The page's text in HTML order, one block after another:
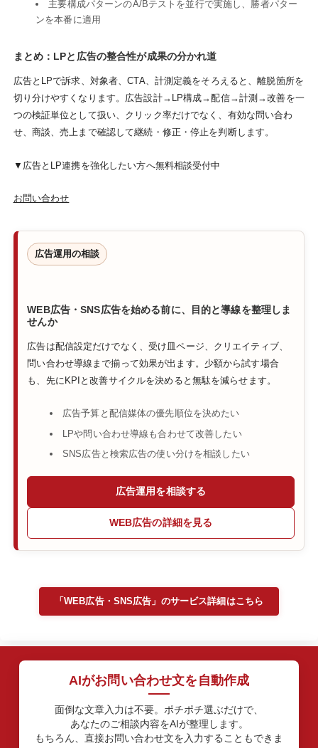
主要構成パターンのA/Bテストを並行で実施し、勝者パター
ンを本番に適用
まとめ：LPと広告の整合性が成果の分かれ道
広告とLPで訴求、対象者、CTA、計測定義をそろえると、離脱箇所を
切り分けやすくなります。広告設計→LP構成→配信→計測→改善を一
つの検証単位として扱い、クリック率だけでなく、有効な問い合わ
せ、商談、売上まで確認して継続・修正・停止を判断します。
▼広告とLP連携を強化したい方へ無料相談受付中
お問い合わせ
広告運用の相談
WEB広告・SNS広告を始める前に、目的と導線を整理しま
せんか
広告は配信設定だけでなく、受け皿ページ、クリエイティブ、
問い合わせ導線まで揃って効果が出ます。少額から試す場合
も、先にKPIと改善サイクルを決めると無駄を減らせます。
広告予算と配信媒体の優先順位を決めたい
LPや問い合わせ導線も合わせて改善したい
SNS広告と検索広告の使い分けを相談したい
広告運用を相談する
WEB広告の詳細を見る
「WEB広告・SNS広告」のサービス詳細はこちら
AIがお問い合わせ文を自動作成
面倒な文章入力は不要。ポチポチ選ぶだけで、
あなたのご相談内容をAIが整理します。
もちろん、直接お問い合わせ文を入力することもできま